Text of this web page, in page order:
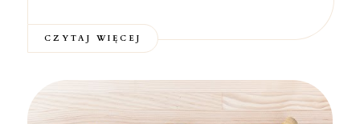
CZYTAJ WIĘCEJ